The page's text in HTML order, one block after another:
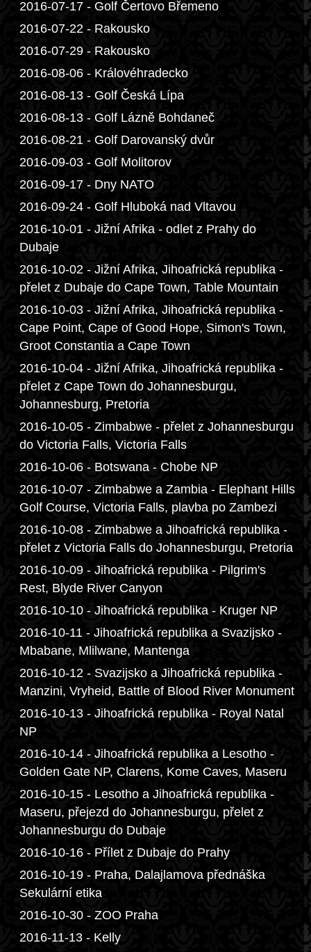
2016-07-17 - Golf Čertovo Břemeno
2016-07-22 - Rakousko
2016-07-29 - Rakousko
2016-08-06 - Královéhradecko
2016-08-13 - Golf Česká Lípa
2016-08-13 - Golf Lázně Bohdaneč
2016-08-21 - Golf Darovanský dvůr
2016-09-03 - Golf Molitorov
2016-09-17 - Dny NATO
2016-09-24 - Golf Hluboká nad Vltavou
2016-10-01 - Jižní Afrika - odlet z Prahy do
Dubaje
2016-10-02 - Jižní Afrika, Jihoafrická republika -
přelet z Dubaje do Cape Town, Table Mountain
2016-10-03 - Jižní Afrika, Jihoafrická republika -
Cape Point, Cape of Good Hope, Simon's Town,
Groot Constantia a Cape Town
2016-10-04 - Jižní Afrika, Jihoafrická republika -
přelet z Cape Town do Johannesburgu,
Johannesburg, Pretoria
2016-10-05 - Zimbabwe - přelet z Johannesburgu
do Victoria Falls, Victoria Falls
2016-10-06 - Botswana - Chobe NP
2016-10-07 - Zimbabwe a Zambia - Elephant Hills
Golf Course, Victoria Falls, plavba po Zambezi
2016-10-08 - Zimbabwe a Jihoafrická republika -
přelet z Victoria Falls do Johannesburgu, Pretoria
2016-10-09 - Jihoafrická republika - Pilgrim's
Rest, Blyde River Canyon
2016-10-10 - Jihoafrická republika - Kruger NP
2016-10-11 - Jihoafrická republika a Svazijsko -
Mbabane, Mlilwane, Mantenga
2016-10-12 - Svazijsko a Jihoafrická republika -
Manzini, Vryheid, Battle of Blood River Monument
2016-10-13 - Jihoafrická republika - Royal Natal
NP
2016-10-14 - Jihoafrická republika a Lesotho -
Golden Gate NP, Clarens, Kome Caves, Maseru
2016-10-15 - Lesotho a Jihoafrická republika -
Maseru, přejezd do Johannesburgu, přelet z
Johannesburgu do Dubaje
2016-10-16 - Přílet z Dubaje do Prahy
2016-10-19 - Praha, Dalajlamova přednáška
Sekulární etika
2016-10-30 - ZOO Praha
2016-11-13 - Kelly